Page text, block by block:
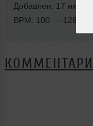
Добавлен: 17 июня
BPM: 100 — 128